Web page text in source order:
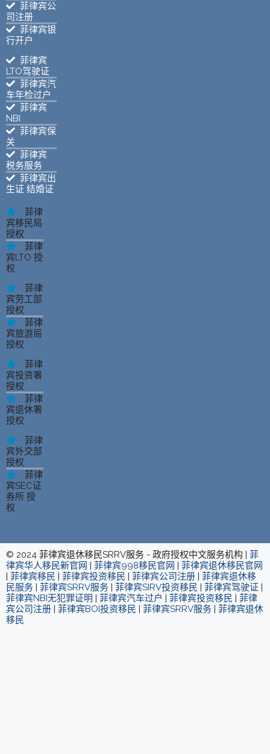
菲律宾公
司注册
菲律宾银
行开户
菲律宾
LTO驾驶证
菲律宾汽
车年检过户
菲律宾
NBI
菲律宾保
关
菲律宾
税务服务
菲律宾出
生证 结婚证
菲律
宾移民局
授权
菲律
宾LTO 授
权
菲律
宾劳工部
授权
菲律
宾旅游局
授权
菲律
宾投资署
授权
菲律
宾退休署
授权
菲律
宾外交部
授权
菲律
宾SEC证
券所 授
权
© 2024 菲律宾退休移民SRRV服务 - 政府授权中文服务机构 | 菲
律宾华人移民新官网 | 菲律宾998移民官网 | 菲律宾退休移民官网
| 菲律宾移民 | 菲律宾投资移民 | 菲律宾公司注册 | 菲律宾退休移
民服务 | 菲律宾SRRV服务 | 菲律宾SIRV投资移民 | 菲律宾驾驶证 |
菲律宾NBI无犯罪证明 | 菲律宾汽车过户 | 菲律宾投资移民 | 菲律
宾公司注册 | 菲律宾BOI投资移民 | 菲律宾SRRV服务 | 菲律宾退休
移民